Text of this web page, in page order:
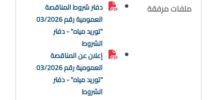
ملفات مرفقة
دفتر شروط المناقصة
العمومية رقم 03/2026
"توريد مياه" - دفتر
الشروط
إعلان عن المناقصة
العمومية رقم 03/2026
"توريد مياه" - دفتر
الشروط